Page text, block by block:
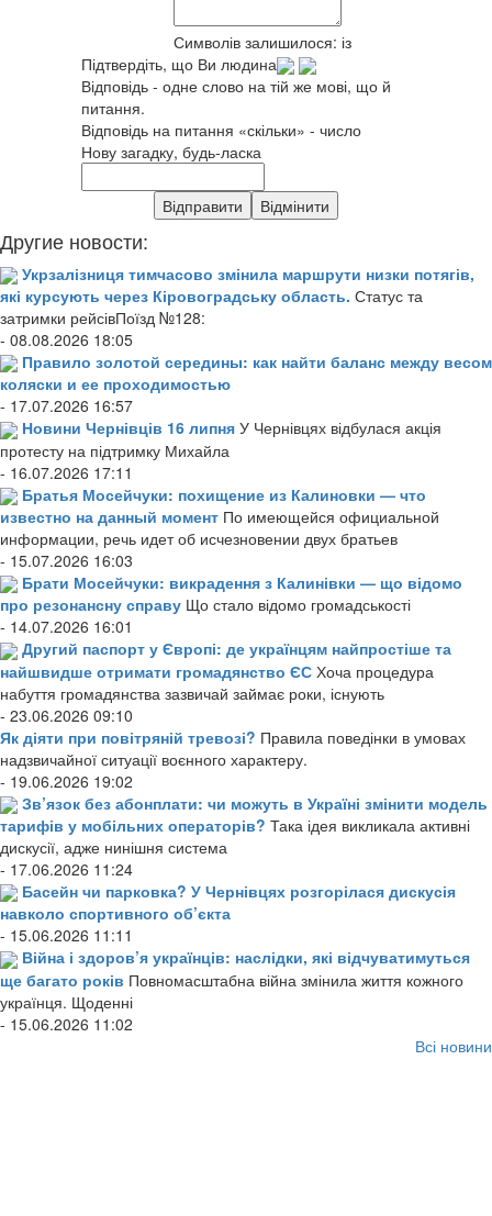
Символів залишилося: із
Підтвердіть, що Ви людина
Відповідь - одне слово на тій же мові, що й
питання.
Відповідь на питання «скільки» - число
Нову загадку, будь-ласка
Другие новости:
Укрзалізниця тимчасово змінила маршрути низки потягів,
які курсують через Кіровоградську область. Статус та
затримки рейсівПоїзд №128:
- 08.08.2026 18:05
Правило золотой середины: как найти баланс между весом
коляски и ее проходимостью
- 17.07.2026 16:57
Новини Чернівців 16 липня У Чернівцях відбулася акція
протесту на підтримку Михайла
- 16.07.2026 17:11
Братья Мосейчуки: похищение из Калиновки — что
известно на данный момент По имеющейся официальной
информации, речь идет об исчезновении двух братьев
- 15.07.2026 16:03
Брати Мосейчуки: викрадення з Калинівки — що відомо
про резонансну справу Що стало відомо громадськості
- 14.07.2026 16:01
Другий паспорт у Європі: де українцям найпростіше та
найшвидше отримати громадянство ЄС Хоча процедура
набуття громадянства зазвичай займає роки, існують
- 23.06.2026 09:10
Як діяти при повітряній тревозі? Правила поведінки в умовах
надзвичайної ситуації воєнного характеру.
- 19.06.2026 19:02
Зв’язок без абонплати: чи можуть в Україні змінити модель
тарифів у мобільних операторів? Така ідея викликала активні
дискусії, адже нинішня система
- 17.06.2026 11:24
Басейн чи парковка? У Чернівцях розгорілася дискусія
навколо спортивного об’єкта
- 15.06.2026 11:11
Війна і здоров’я українців: наслідки, які відчуватимуться
ще багато років Повномасштабна війна змінила життя кожного
українця. Щоденні
- 15.06.2026 11:02
Всі новини